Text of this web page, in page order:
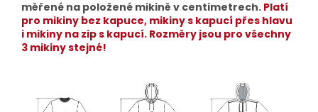
měřené na položené mikině v centimetrech. Platí
pro mikiny bez kapuce, mikiny s kapucí přes hlavu
i mikiny na zip s kapucí. Rozměry jsou pro všechny
3 mikiny stejné!